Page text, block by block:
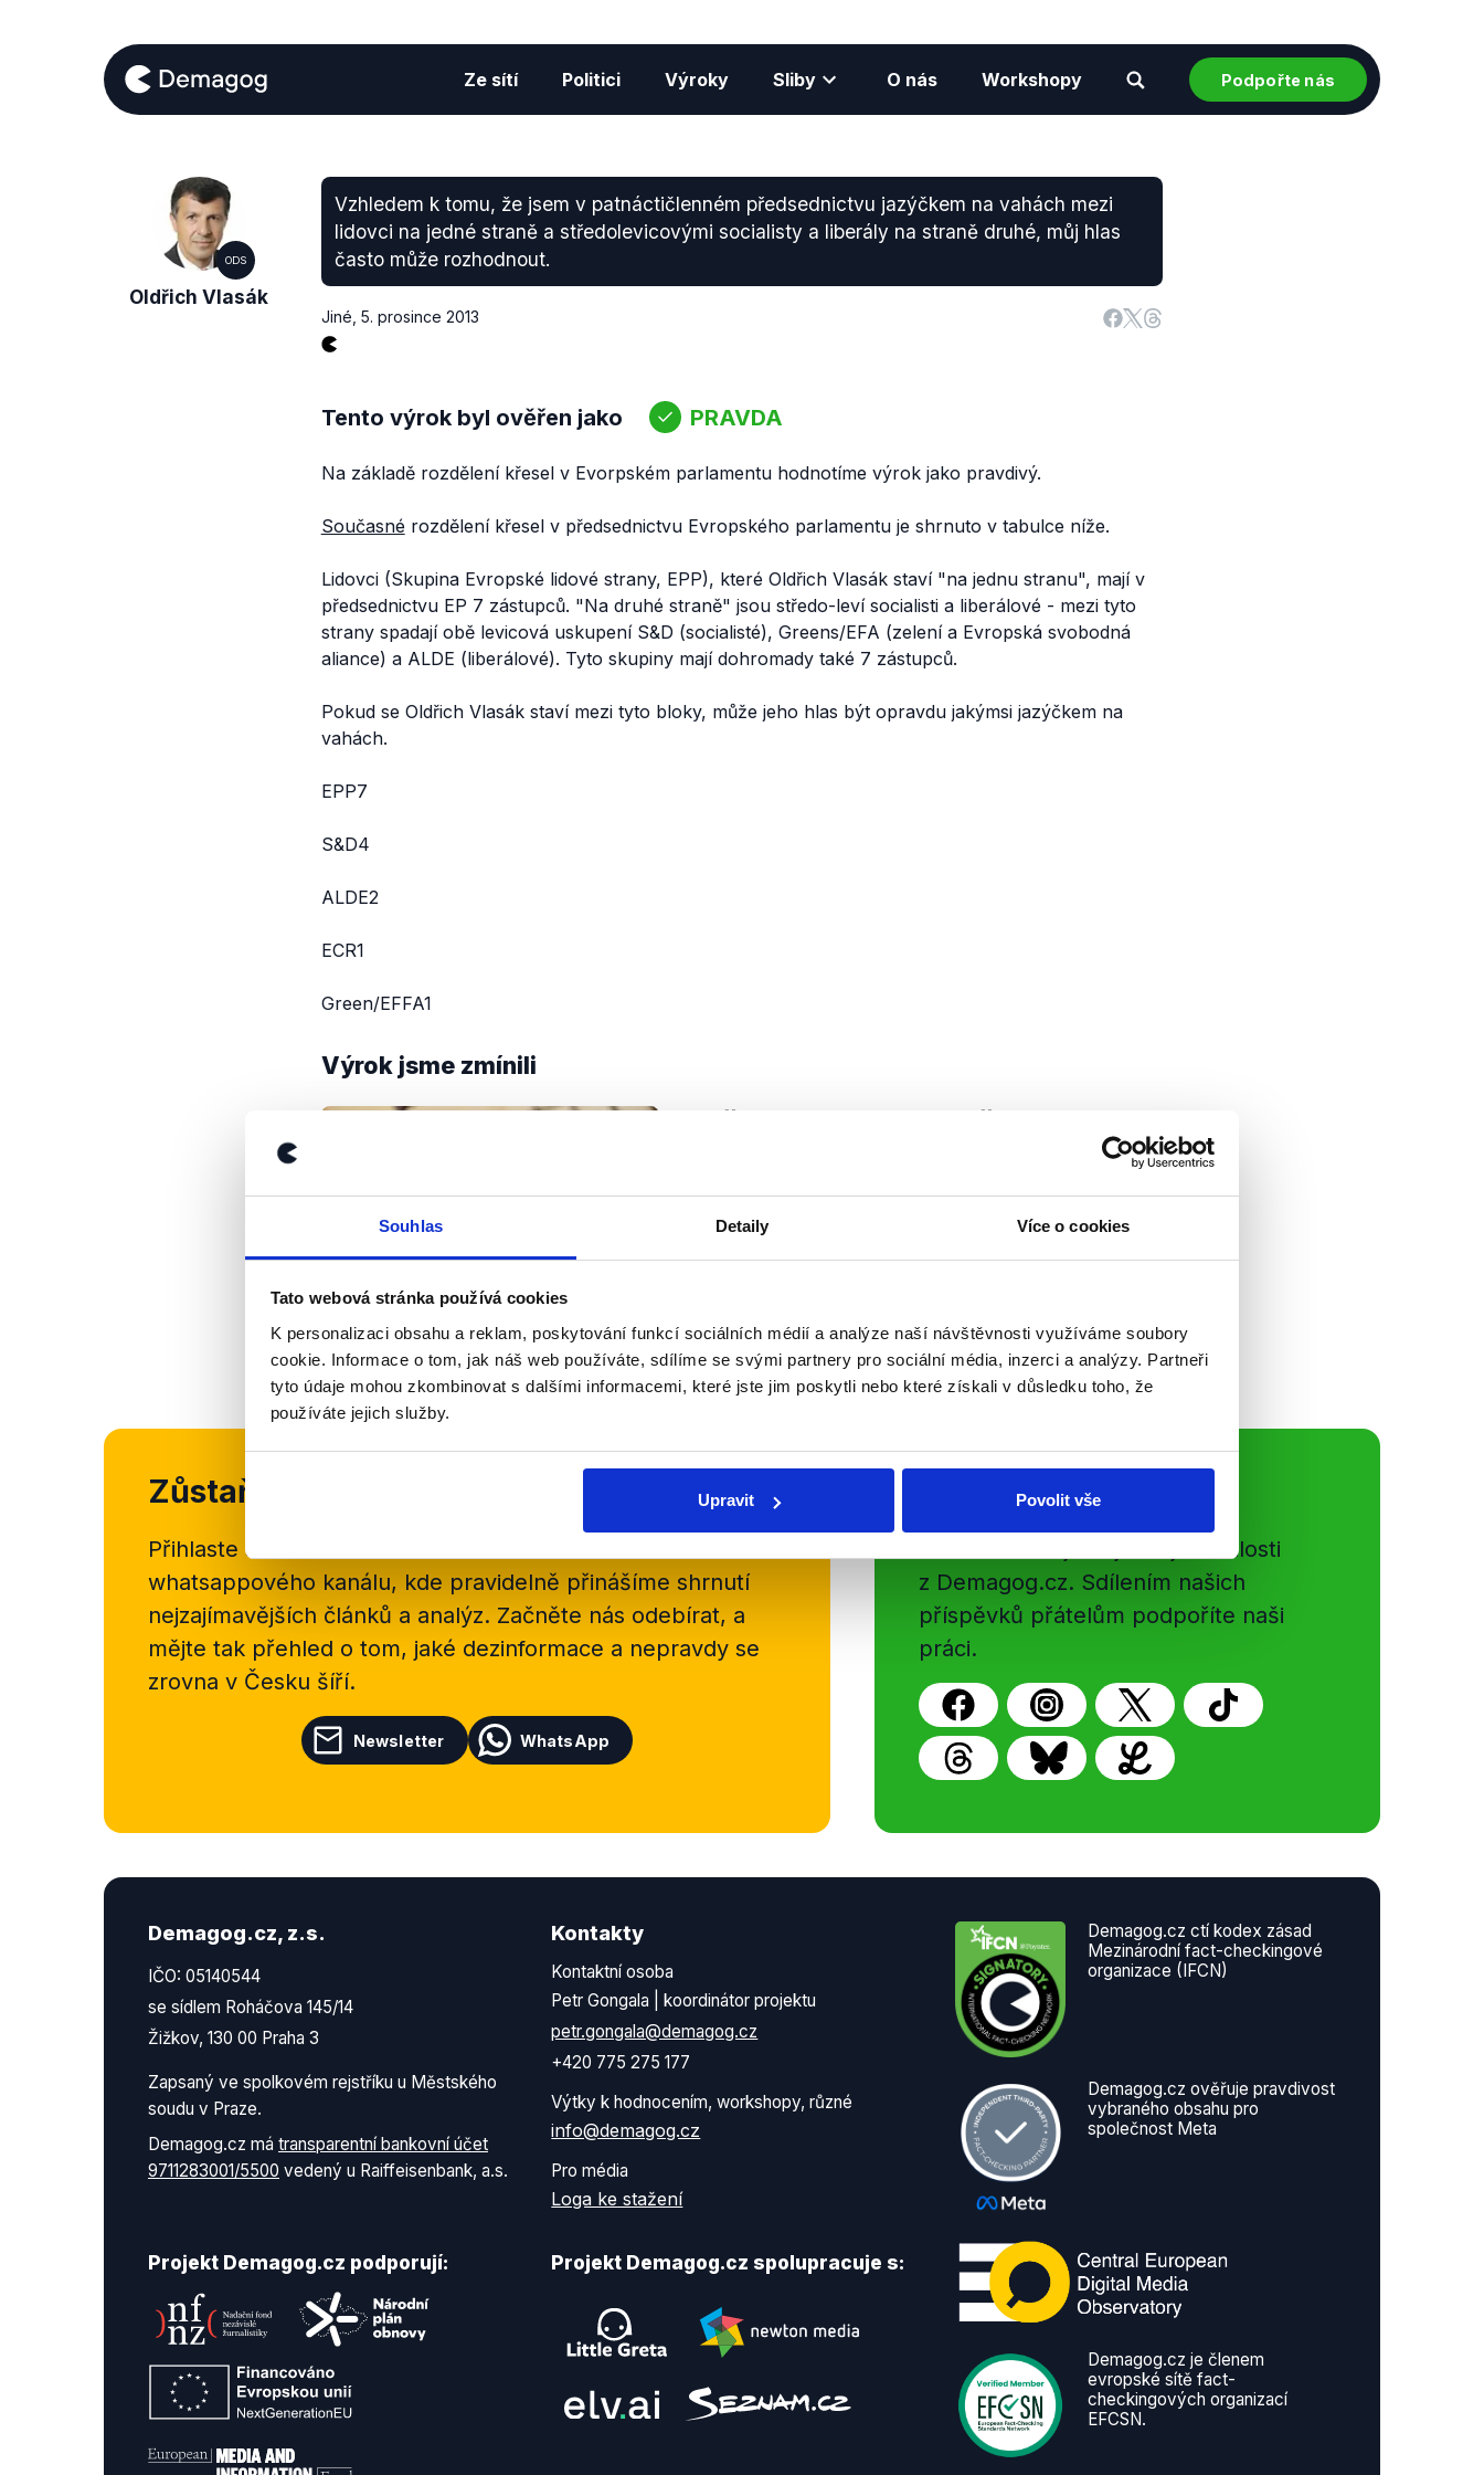
Souhlas Detaily Více o cookies
Tato webová stránka používá cookies
K personalizaci obsahu a reklam, poskytování funkcí sociálních médií a analýze naší návštěvnosti využíváme soubory
cookie. Informace o tom, jak náš web používáte, sdílíme se svými partnery pro sociální média, inzerci a analýzy. Partneři
tyto údaje mohou zkombinovat s dalšími informacemi, které jste jim poskytli nebo které získali v důsledku toho, že
používáte jejich služby.
Upravit Povolit vše
Ze sítí Politici Výroky Sliby O nás Workshopy Podpořte nás
ODS
Oldřich Vlasák
Vzhledem k tomu, že jsem v patnáctičlenném předsednictvu jazýčkem na vahách mezi
lidovci na jedné straně a středolevicovými socialisty a liberály na straně druhé, můj hlas
často může rozhodnout.
Jiné 5. prosince 2013
Tento výrok byl ověřen jako PRAVDA
Na základě rozdělení křesel v Evorpském parlamentu hodnotíme výrok jako pravdivý.
Současné rozdělení křesel v předsednictvu Evropského parlamentu je shrnuto v tabulce níže.
Lidovci (Skupina Evropské lidové strany, EPP), které Oldřich Vlasák staví "na jednu stranu", mají v
předsednictvu EP 7 zástupců. "Na druhé straně" jsou středo-leví socialisti a liberálové - mezi tyto
strany spadají obě levicová uskupení S&D (socialisté), Greens/EFA (zelení a Evropská svobodná
aliance) a ALDE (liberálové). Tyto skupiny mají dohromady také 7 zástupců.
Pokud se Oldřich Vlasák staví mezi tyto bloky, může jeho hlas být opravdu jakýmsi jazýčkem na
vahách.
EPP7
S&D4
ALDE2
ECR1
Green/EFFA1
Výrok jsme zmínili
OVĚŘENO
Oldřich Vlasák - místopředseda EP
Tým Demagog.CZ se spojil se svými slovenskými
kolegy a společně Vám budeme v následujících
měsících přinášet factcheck, ale i komentáře a
informace související s Evropskou unií. Činnost
Číst dál
Zůstaňme v kontaktu
Přihlaste se k odběru našeho
whatsappového kanálu, kde pravidelně přinášíme shrnutí
nejzajímavějších článků a analýz. Začněte nás odebírat, a
mějte tak přehled o tom, jaké dezinformace a nepravdy se
zrovna v Česku šíří.
Newsletter WhatsApp
Sociální sítě
Nenechte si ujít nejnovější události
z Demagog.cz. Sdílením našich
příspěvků přátelům podpoříte naši
práci.
Demagog.cz, z.s.
IČO: 05140544
se sídlem Roháčova 145/14
Žižkov, 130 00 Praha 3
Zapsaný ve spolkovém rejstříku u Městského
soudu v Praze.
Demagog.cz má transparentní bankovní účet
9711283001/5500 vedený u Raiffeisenbank, a.s.
Kontakty
Kontaktní osoba
Petr Gongala | koordinátor projektu
petr.gongala@demagog.cz
+420 775 275 177
Výtky k hodnocením, workshopy, různé
info@demagog.cz
Pro média
Loga ke stažení
Projekt Demagog.cz podporují: Projekt Demagog.cz spolupracuje s:
Demagog.cz ctí kodex zásad
Mezinárodní fact-checkingové
organizace (IFCN)
Demagog.cz ověřuje pravdivost
vybraného obsahu pro
společnost Meta
Demagog.cz je členem
evropské sítě fact-
checkingových organizací
EFCSN.